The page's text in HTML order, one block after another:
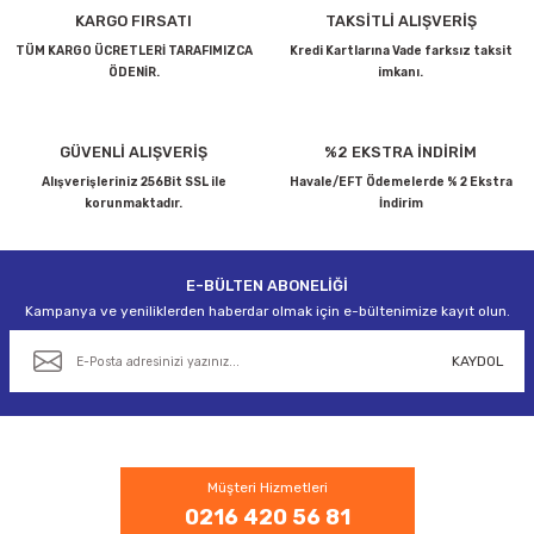
Ürün açıklamasında eksik bilgiler bulunuyor.
Ürün bilgilerinde hatalar bulunuyor.
Bu ürüne benzer farklı alternatifler olmalı.
KARGO FIRSATI
TÜM KARGO ÜCRETLERİ TARAFIMIZCA
ÖDENİR.
TAKSİTLİ ALIŞVERİŞ
Kredi Kartlarına Vade farksız taksit
imkanı.
GÜVENLİ ALIŞVERİŞ
Alışverişleriniz 256Bit SSL ile
korunmaktadır.
%2 EKSTRA İNDİRİM
Havale/EFT Ödemelerde % 2 Ekstra
İndirim
E-BÜLTEN ABONELİĞİ
Kampanya ve yeniliklerden haberdar olmak için e-bültenimize kayıt olun.
KAYDOL
Müşteri Hizmetleri
0216 420 56 81